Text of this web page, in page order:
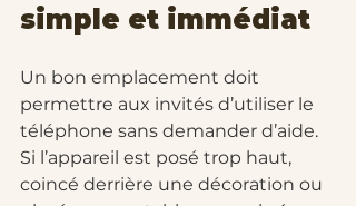
simple et immédiat
Un bon emplacement doit
permettre aux invités d’utiliser le
téléphone sans demander d’aide.
Si l’appareil est posé trop haut,
coincé derrière une décoration ou